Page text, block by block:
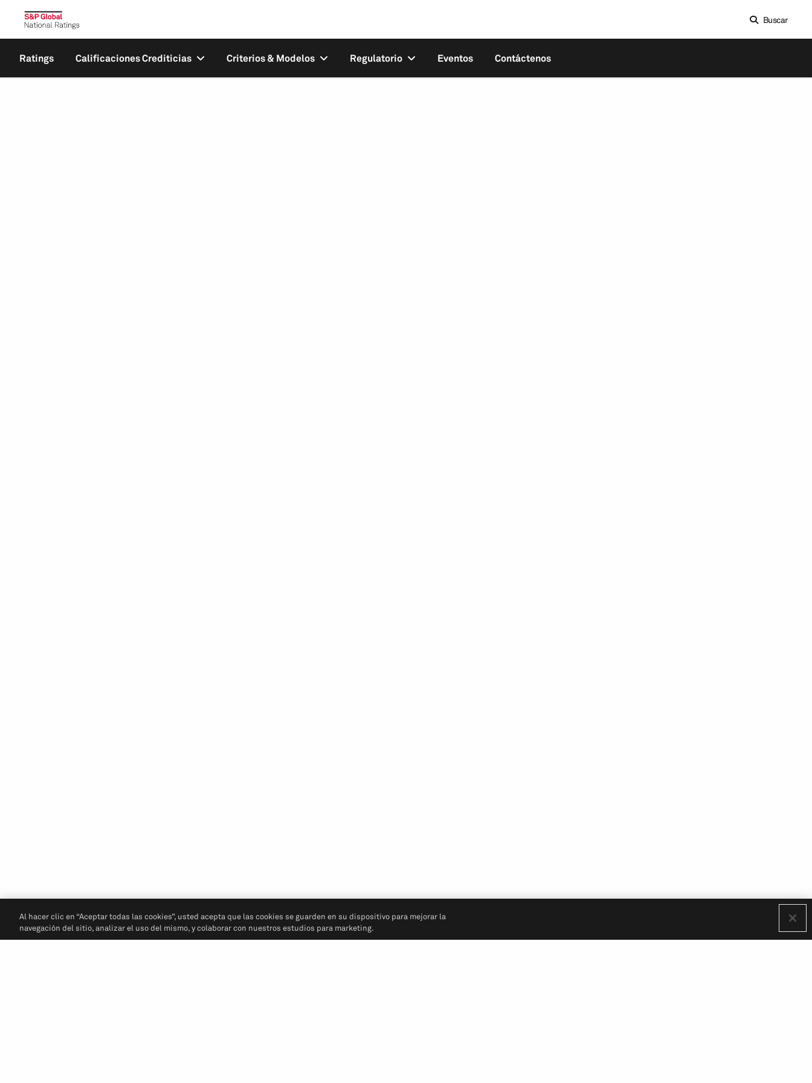
Buscar
Ratings Calificaciones Crediticias Criterios & Modelos Regulatorio Eventos Contáctenos
Al hacer clic en “Aceptar todas las cookies”, usted acepta que las cookies se guarden en su dispositivo para mejorar la
navegación del sitio, analizar el uso del mismo, y colaborar con nuestros estudios para marketing.